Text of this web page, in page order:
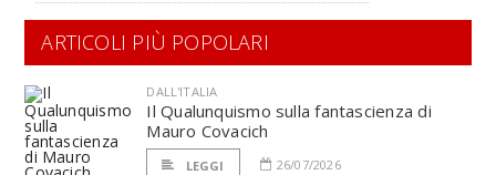
ARTICOLI PIÙ POPOLARI
DALL'ITALIA
Il Qualunquismo sulla fantascienza di
Mauro Covacich
LEGGI 26/07/2026